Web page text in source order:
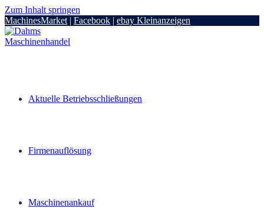
Zum Inhalt springen
MachinesMarket | Facebook | ebay Kleinanzeigen
Aktuelle Betriebsschließungen
Firmenauflösung
Maschinenankauf